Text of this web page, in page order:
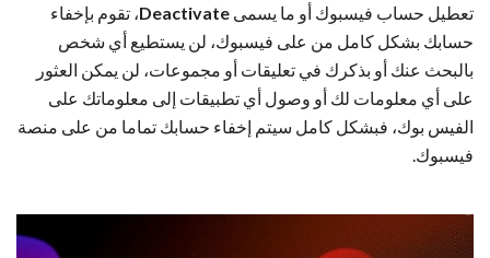
تعطيل حساب فيسبوك أو ما يسمى
، تقوم بإخفاء
حسابك بشكل كامل من على فيسبوك، لن يستطيع أي شخص
بالبحث عنك أو بذكرك في تعليقات أو مجموعات، لن يمكن العثور
على أي معلومات لك أو وصول أي تطبيقات إلى معلوماتك على
الفيس بوك، فبشكل كامل سيتم إخفاء حسابك تماما من على منصة
فيسبوك.